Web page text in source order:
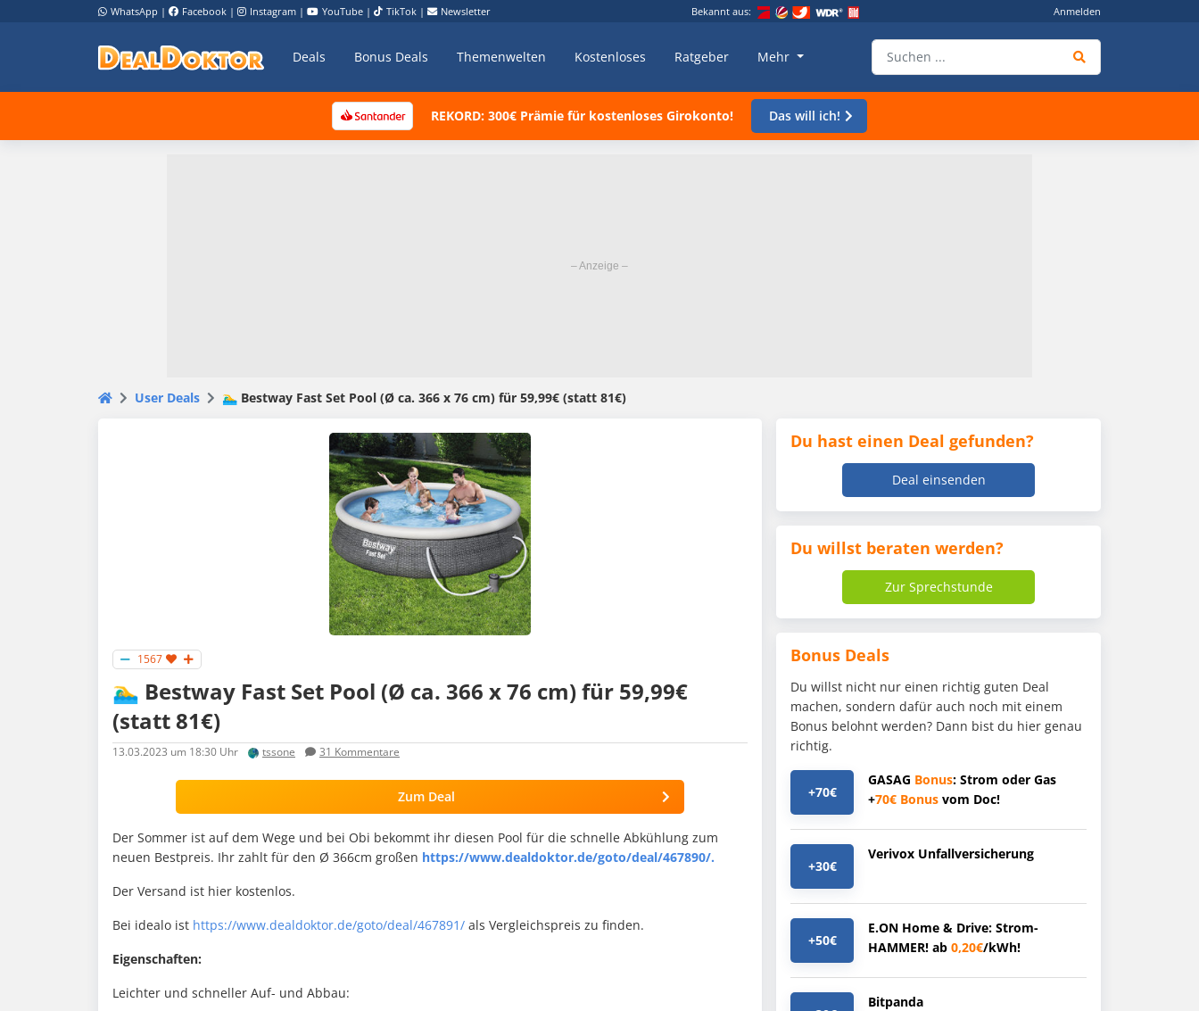
WhatsApp | Facebook | Instagram | YouTube | TikTok | Newsletter Bekannt aus: Anmelden
Deals Bonus Deals Themenwelten Kostenloses Ratgeber Mehr
REKORD: 300€ Prämie für kostenloses Girokonto! Das will ich!
User Deals 🏊‍♂️ Bestway Fast Set Pool (Ø ca. 366 x 76 cm) für 59,99€ (statt 81€)
1567
🏊‍♂️ Bestway Fast Set Pool (Ø ca. 366 x 76 cm) für 59,99€
(statt 81€)
13.03.2023 um 18:30 Uhr tssone 31 Kommentare
Zum Deal
Der Sommer ist auf dem Wege und bei Obi bekommt ihr diesen Pool für die schnelle Abkühlung zum
neuen Bestpreis. Ihr zahlt für den Ø 366cm großen https://www.dealdoktor.de/goto/deal/467890/.
Der Versand ist hier kostenlos.
Bei idealo ist https://www.dealdoktor.de/goto/deal/467891/ als Vergleichspreis zu finden.
Eigenschaften:
Leichter und schneller Auf- und Abbau:
Du hast einen Deal gefunden?
Deal einsenden
Du willst beraten werden?
Zur Sprechstunde
Bonus Deals
Du willst nicht nur einen richtig guten Deal
machen, sondern dafür auch noch mit einem
Bonus belohnt werden? Dann bist du hier genau
richtig.
+70€
GASAG Bonus: Strom oder Gas
+70€ Bonus vom Doc!
+30€
Verivox Unfallversicherung
+50€
E.ON Home & Drive: Strom-
HAMMER! ab 0,20€/kWh!
Bitpanda